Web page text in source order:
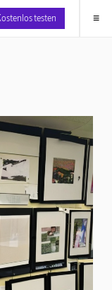
testen ≡